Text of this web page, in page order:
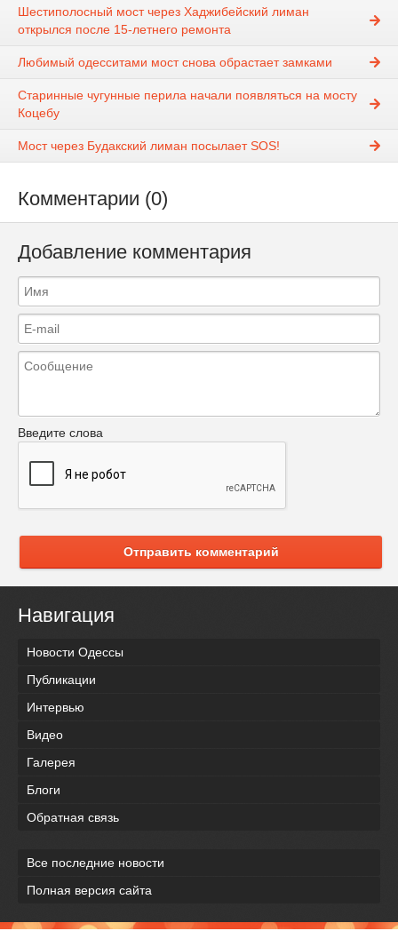
Шестиполосный мост через Хаджибейский лиман
открылся после 15-летнего ремонта
Любимый одесситами мост снова обрастает замками
Старинные чугунные перила начали появляться на мосту
Коцебу
Мост через Будакский лиман посылает SOS!
Комментарии (0)
Добавление комментария
Введите слова
Отправить комментарий
Навигация
Новости Одессы
Публикации
Интервью
Видео
Галерея
Блоги
Обратная связь
Все последние новости
Полная версия сайта